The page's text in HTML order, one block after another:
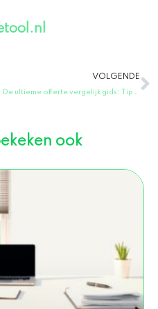
VOLGENDE
De ultieme offerte vergelijk gids: Tips en Tricks
ook